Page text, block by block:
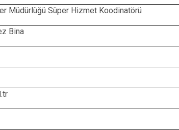
Müdürlüğü Süper Hizmet Koodinatörü
Bina